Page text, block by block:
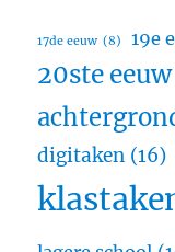
17de eeuw (8) 19e
20ste eeuw
digitaken (16)